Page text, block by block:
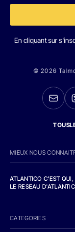
En cliquant sur
© 2026
MIEUX NOUS
ATLANTICO C'EST
LE RESEAU
CATEGORIES